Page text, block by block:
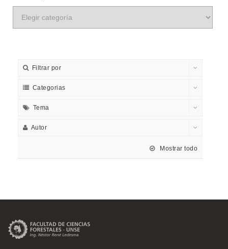
Filtrar por
Categorias
Tema
Autor
Mostrar todo